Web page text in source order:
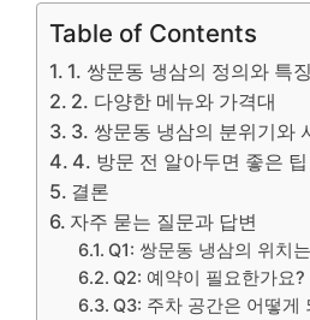
Table of Contents
1. 쌍문동 냉삼의 정의와 특징
2. 다양한 메뉴와 가격대
3. 쌍문동 냉삼의 분위기와
4. 방문 전 알아두면 좋은 팁
결론
자주 묻는 질문과 답변
Q1: 쌍문동 냉삼의 위치
Q2: 예약이 필요한가요?
Q3: 주차 공간은 어떻게